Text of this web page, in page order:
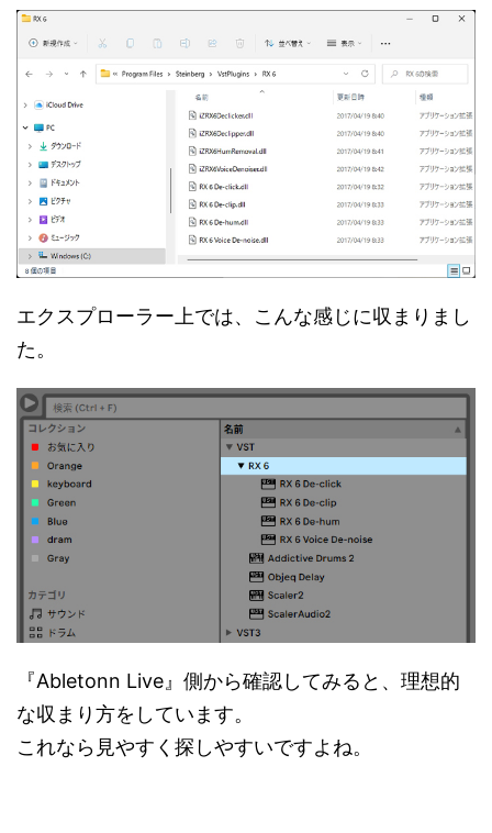
エクスプローラー上では、こんな感じに収まりまし
た。
『Abletonn Live』側から確認してみると、理想的
な収まり方をしています。
これなら見やすく探しやすいですよね。